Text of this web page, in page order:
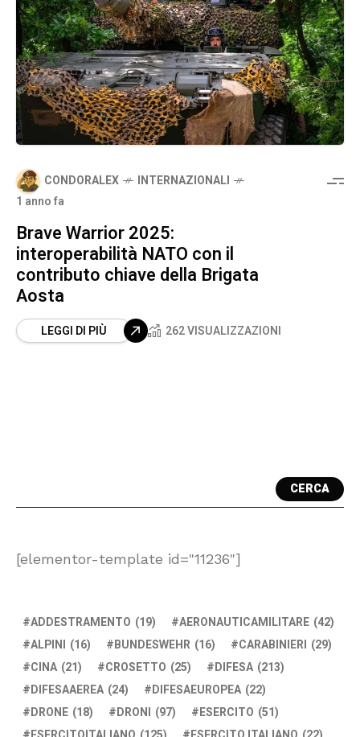
CONDORALEX
INTERNAZIONALI
1 anno fa
Brave Warrior 2025:
interoperabilità NATO con il
contributo chiave della Brigata
Aosta
LEGGI DI PIÙ 262 VISUALIZZAZIONI
CERCA
[elementor-template id="11236"]
ADDESTRAMENTO (19) AERONAUTICAMILITARE (42)
ALPINI (16) BUNDESWEHR (16) CARABINIERI (29)
CINA (21) CROSETTO (25) DIFESA (213)
DIFESAAEREA (24) DIFESAEUROPEA (22)
DRONE (18) DRONI (97) ESERCITO (51)